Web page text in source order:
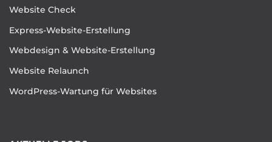
Website Check
Express-Website-Erstellung
Webdesign & Website-Erstellung
Website Relaunch
WordPress-Wartung für Websites